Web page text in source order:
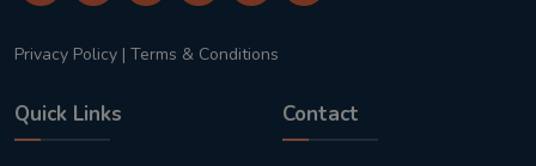
Privacy Policy | Terms & Conditions
Quick Links Contact